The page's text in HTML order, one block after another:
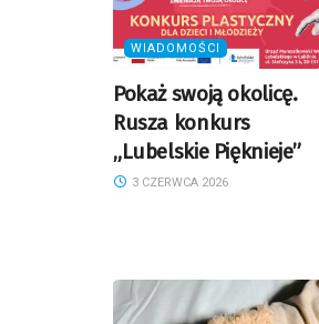
WIADOMOŚCI
Pokaż swoją okolicę.
Rusza konkurs
„Lubelskie Pięknieje”
3 CZERWCA 2026